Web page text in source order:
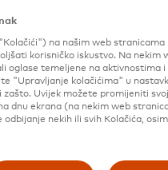
na našim web stranicama
korisničko iskustvo. Na nekim
oglase temeljene na aktivnostima
"Upravljanje kolačićima" u
Uvijek možete promijeniti
dnu ekrana (na nekim web
nekih ili svih Kolačića,